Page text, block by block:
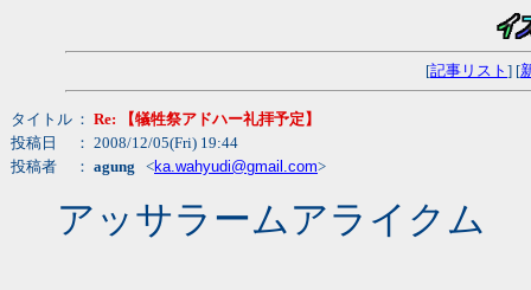
[記事リスト ] [
タイトル ： Re: 【犠牲祭アドハー礼拝予定】
投稿日
： 2008/12/05(Fri) 19:44
投稿者
： agung <ka.wahyudi@gmail.com>
アッサラームアライクム